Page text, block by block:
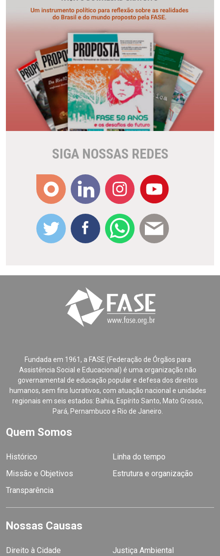
SIGA NOSSAS REDES
Fundada em 1961, a FASE (Federação de Órgãos para
Assistência Social e Educacional) é uma organização não
governamental de educação popular e defesa dos direitos
humanos, sem fins lucrativos, com atuação nacional e unidades
regionais em seis estados: Bahia, Espírito Santo, Mato Grosso,
Pará, Pernambuco e Rio de Janeiro.
Quem Somos
Histórico
Linha do tempo
Missão e Objetivos
Estrutura e organização
Transparência
Nossas Causas
Direito à Cidade
Justiça Ambiental